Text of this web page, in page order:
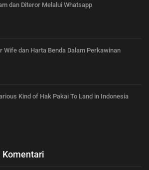
dan Diteror Melalui Whatsapp
Wife dan Harta Benda Dalam Perkawinan
Kind of Hak Pakai To Land in Indonesia
Komentari